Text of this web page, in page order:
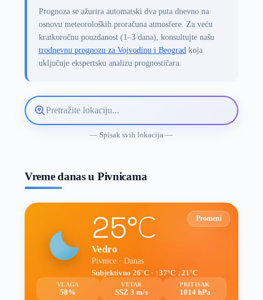
Prognoza se ažurira automatski dva puta dnevno na
osnovu meteoroloških proračuna atmosfere. Za veću
kratkoročnu pouzdanost (1–3 dana), konsultujte našu
trodnevnu prognozu za Vojvodinu i Beogradkoja
uključuje ekspertsku analizu prognostičara.
Pretražite
lokaciju
— Spisak svih lokacija —
Vreme danas u Pivnicama
Promeni
25°C
Vedro
Pivnice · Danas
Subjektivno 26°C · ↑37°C ↓21°C
VLAGA
58%
VETAR
SSZ 3 m/s
PRITISAK
1014 hPa